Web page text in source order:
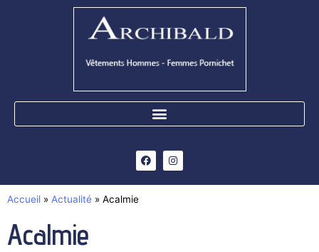
Accueil » Actualité » Acalmie
Acalmie